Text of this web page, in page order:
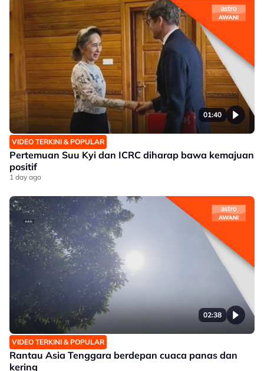
01:40
VIDEO TERKINI & POPULAR
Pertemuan Suu Kyi dan ICRC diharap bawa kemajuan
positif
1 day ago
02:38
VIDEO TERKINI & POPULAR
Rantau Asia Tenggara berdepan cuaca panas dan
kering